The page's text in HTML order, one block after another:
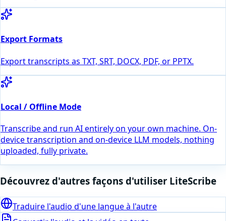
Export Formats
Export transcripts as TXT, SRT, DOCX, PDF, or PPTX.
Local / Offline Mode
Transcribe and run AI entirely on your own machine. On-
device transcription and on-device LLM models, nothing
uploaded, fully private.
Découvrez d'autres façons d'utiliser LiteScribe
Traduire l'audio d'une langue à l'autre